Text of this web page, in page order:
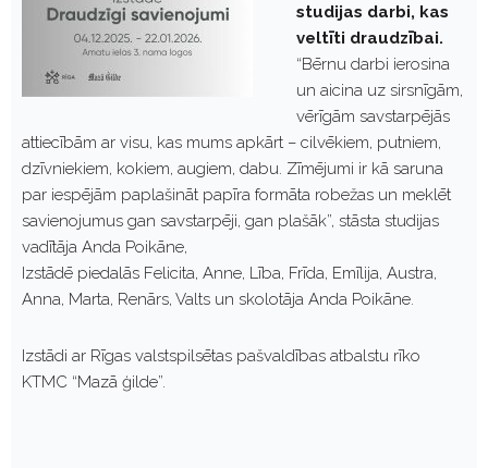
studijas darbi, kas
veltīti draudzībai.
“Bērnu darbi ierosina
un aicina uz sirsnīgām,
vērīgām savstarpējās
attiecībām ar visu, kas mums apkārt – cilvēkiem, putniem,
dzīvniekiem, kokiem, augiem, dabu. Zīmējumi ir kā saruna
par iespējām paplašināt papīra formāta robežas un meklēt
savienojumus gan savstarpēji, gan plašāk”, stāsta studijas
vadītāja Anda Poikāne,
Izstādē piedalās Felicita, Anne, Lība, Frīda, Emīlija, Austra,
Anna, Marta, Renārs, Valts un skolotāja Anda Poikāne.
Izstādi ar Rīgas valstspilsētas pašvaldības atbalstu rīko
KTMC “Mazā ģilde”.